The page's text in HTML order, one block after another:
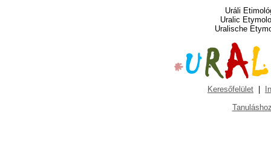
Uráli
Uralic
Uralische
Keresőfelület